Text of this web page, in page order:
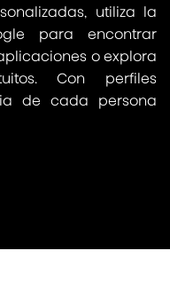
utiliza la
para encontrar
o explora
Con perfiles
de cada persona